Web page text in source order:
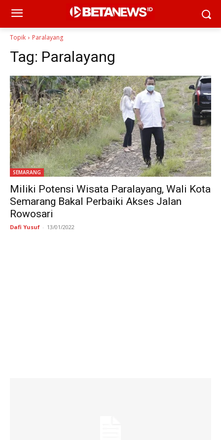
Topik Paralayang
Tag: Paralayang
SEMARANG
Miliki Potensi Wisata Paralayang, Wali Kota
Semarang Bakal Perbaiki Akses Jalan
Rowosari
Dafi Yusuf - 13/01/2022